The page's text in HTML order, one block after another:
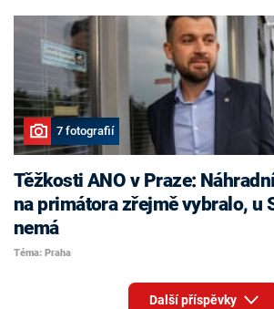
7 fotografií
Těžkosti ANO v Praze:
na primátora zřejmě vybralo, u
nemá
Téma: Praha
Další příspěvky